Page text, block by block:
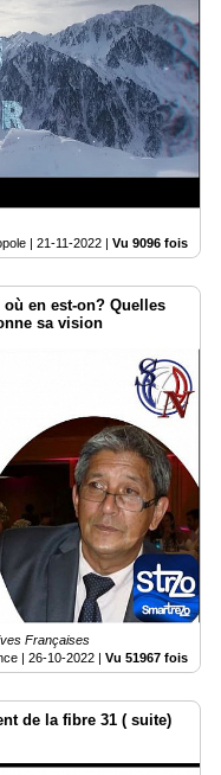
| 21-11-2022 Vu 9096 fois
en est-on? Quelles
sa vision
Françaises
| 26-10-2022 | Vu 51967 fois
de la fibre 31 ( suite)